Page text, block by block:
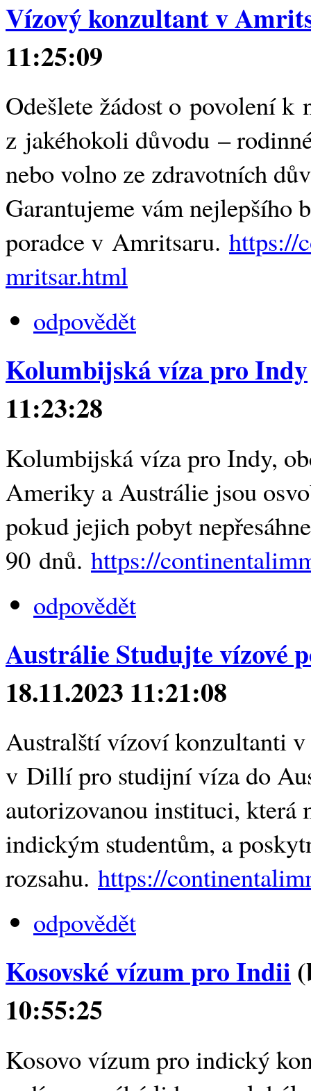
Vízový konzultant v
11:25:09
Odešlete žádost o povolení k
z jakéhokoli důvodu –
nebo volno ze zdravotních
Garantujeme vám nejlepšího
poradce v Amritsaru. https://
mritsar.html
odpovědět
Kolumbijská víza pro Indy
11:23:28
Kolumbijská víza pro Indy,
Ameriky a Austrálie jsou
pokud jejich pobyt
90 dnů. https://
odpovědět
Austrálie Studujte vízové
18.11.2023 11:21:08
Australští vízoví konzultanti
v Dillí pro studijní víza do
autorizovanou instituci, která
indickým studentům, a
rozsahu. https://
odpovědět
Kosovské vízum pro Indii
10:55:25
Kosovo vízum pro indický